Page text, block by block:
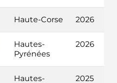
Haute-Corse 2026
Hautes-
Pyrénées
2026
Hautes- 2025